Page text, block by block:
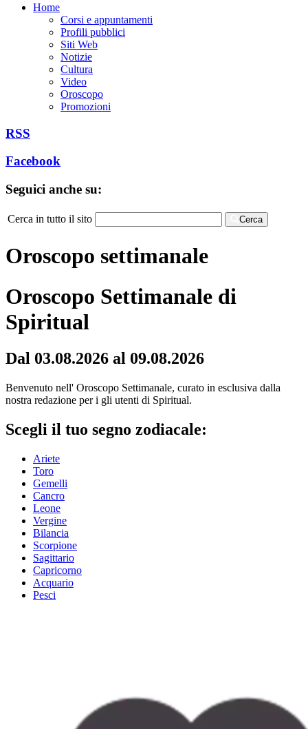
Home
Corsi e appuntamenti
Profili pubblici
Siti Web
Notizie
Cultura
Video
Oroscopo
Promozioni
RSS
Facebook
Seguici anche su:
Cerca in tutto il sito Cerca
Oroscopo settimanale
Oroscopo Settimanale di
Spiritual
Dal 03.08.2026 al 09.08.2026
Benvenuto nell' Oroscopo Settimanale, curato in esclusiva dalla
nostra redazione per i gli utenti di Spiritual.
Scegli il tuo segno zodiacale:
Ariete
Toro
Gemelli
Cancro
Leone
Vergine
Bilancia
Scorpione
Sagittario
Capricorno
Acquario
Pesci